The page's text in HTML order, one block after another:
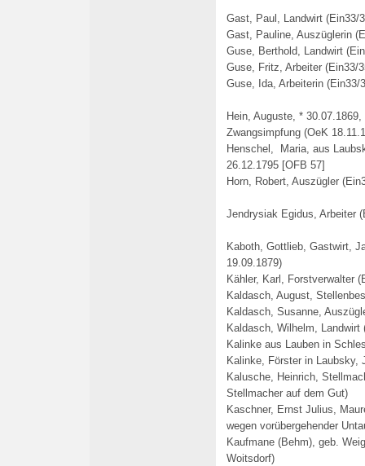
Gast, Paul, Landwirt (Ein33/
Gast, Pauline, Auszüglerin
Guse, Berthold, Landwirt
Guse, Fritz, Arbeiter (Ein33/
Guse, Ida, Arbeiterin (Ein33/
Hein, Auguste, *
Zwangsimpfung (OeK
Henschel, Maria, aus
26.12.1795 [OFB 57]
Horn, Robert, Auszügler
Jendrysiak Egidus, Arbeiter
Kaboth, Gottlieb, Gastwirt,
19.09.1879)
Kähler, Karl, Forstverwalter
Kaldasch, August,
Kaldasch, Susanne,
Kaldasch, Wilhelm, Landwirt
Kalinke aus Lauben in
Kalinke, Förster in Laubsky,
Kalusche, Heinrich,
Stellmacher auf dem Gut)
Kaschner, Ernst Julius,
wegen vorübergehender
Kaufmane (Behm), geb.
Woitsdorf)